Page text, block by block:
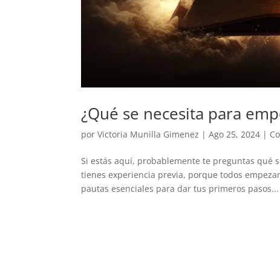
¿Qué se necesita para
porVictoria Munilla Gimenez |Ago 25, 2024 |
Si estás aquí, probablemente te preguntas qué
tienes experiencia previa, porque todos
pautas esenciales para dar tus primeros pasos...